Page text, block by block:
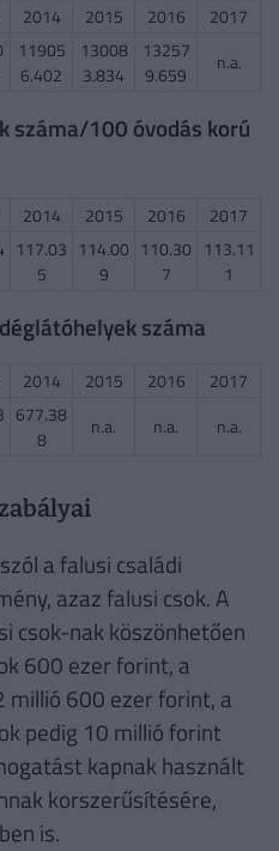
2014 2015 2016
2017
11905
6.402
13008
3.834
13257
9.659
n.a.
száma/100 óvodás korú
2014 2015 2016
2017
117.03
5
114.00
9
110.30
7
113.11
1
száma
2014 2015 2016
2017
677.38
8
n.a. n.a. n.a.
a falusi családi
azaz falusi csok. A
csok-nak köszönhetően
600 ezer forint, a
millió 600 ezer forint, a
pedig 10 millió forint
kapnak használt
korszerűsítésére,
is.